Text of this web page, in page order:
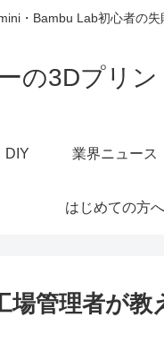
・Bambu Lab初心者の
の3Dプリ
DIY 業界ニュース
はじめての方へ
管理者が教